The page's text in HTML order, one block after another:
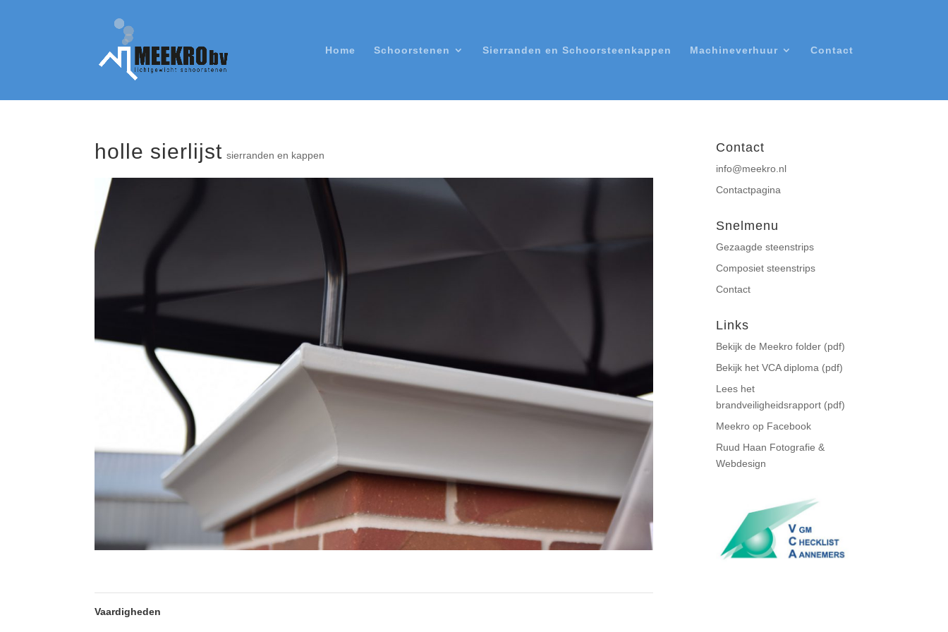
Home Schoorstenen Sierranden en Schoorsteenkappen Machineverhuur Contact
holle sierlijst sierranden en kappen
Vaardigheden
Contact
info@meekro.nl
Contactpagina
Snelmenu
Gezaagde steenstrips
Composiet steenstrips
Contact
Links
Bekijk de Meekro folder (pdf)
Bekijk het VCA diploma (pdf)
Lees het
brandveiligheidsrapport (pdf)
Meekro op Facebook
Ruud Haan Fotografie &
Webdesign